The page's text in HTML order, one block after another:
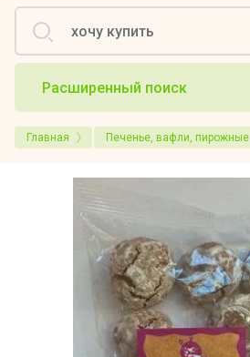
Расширенный поиск
Главная Печенье, вафли, пирожные